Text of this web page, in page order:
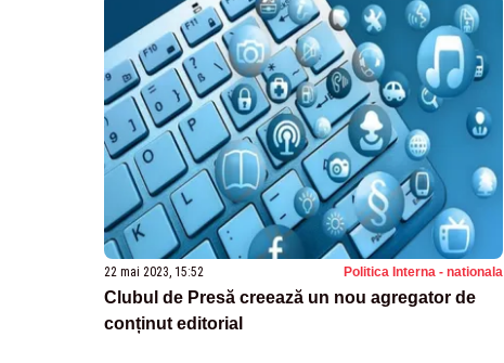
22 mai 2023, 15:52 Politica Interna - nationala
Clubul de Presă creează un nou agregator de
conținut editorial